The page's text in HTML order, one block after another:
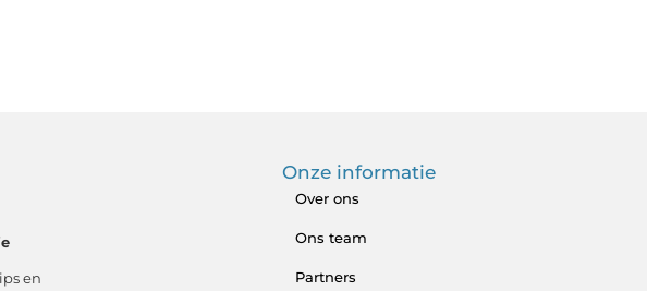
en
Onze informatie
Over ons
Ons team
Partners